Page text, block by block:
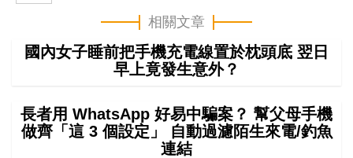
相關文章
國內女子睡前把手機充電線置於枕頭底 翌日
早上竟發生意外？
長者用 WhatsApp 好易中騙案？ 幫父母手機
做齊「這 3 個設定」 自動過濾陌生來電/釣魚
連結